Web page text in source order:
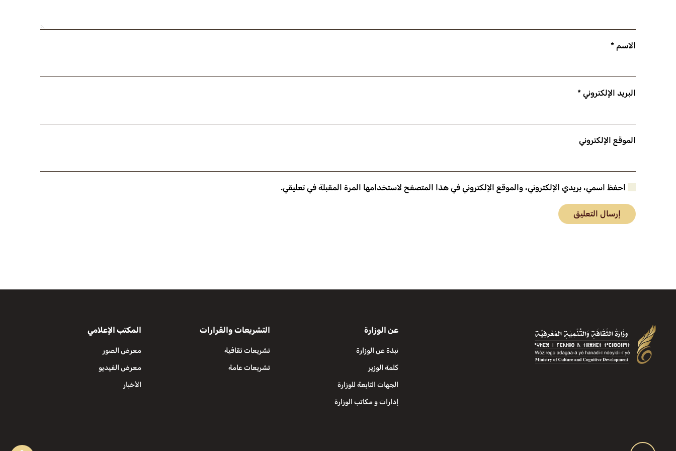
الاسم *
البريد الإلكتروني *
الموقع الإلكتروني
احفظ اسمي، بريدي الإلكتروني، والموقع الإلكتروني في هذا المتصفح لاستخدامها المرة المقبلة في تعليقي.
إرسال التعليق
عن الوزارة
نبذة عن الوزارة
كلمة الوزير
الجهات التابعة للوزارة
إدارات و مكاتب الوزارة
التشريعات والقرارات
تشريعات ثقافية
تشريعات عامة
المكتب الإعلامي
معرض الصور
معرض الفيديو
الأخبار